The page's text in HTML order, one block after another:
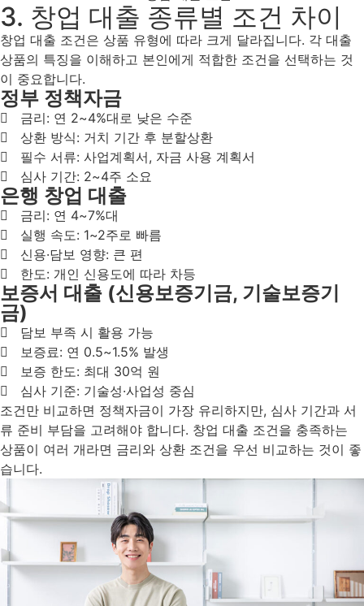
3. 창업 대출 종류별 조건 차이
창업 대출 조건은 상품 유형에 따라 크게 달라집니다. 각 대출
상품의 특징을 이해하고 본인에게 적합한 조건을 선택하는 것
이 중요합니다.
정부 정책자금
금리: 연 2~4%대로 낮은 수준
상환 방식: 거치 기간 후 분할상환
필수 서류: 사업계획서, 자금 사용 계획서
심사 기간: 2~4주 소요
은행 창업 대출
금리: 연 4~7%대
실행 속도: 1~2주로 빠름
신용·담보 영향: 큰 편
한도: 개인 신용도에 따라 차등
보증서 대출 (신용보증기금, 기술보증기
금)
담보 부족 시 활용 가능
보증료: 연 0.5~1.5% 발생
보증 한도: 최대 30억 원
심사 기준: 기술성·사업성 중심
조건만 비교하면 정책자금이 가장 유리하지만, 심사 기간과 서
류 준비 부담을 고려해야 합니다. 창업 대출 조건을 충족하는
상품이 여러 개라면 금리와 상환 조건을 우선 비교하는 것이 좋
습니다.